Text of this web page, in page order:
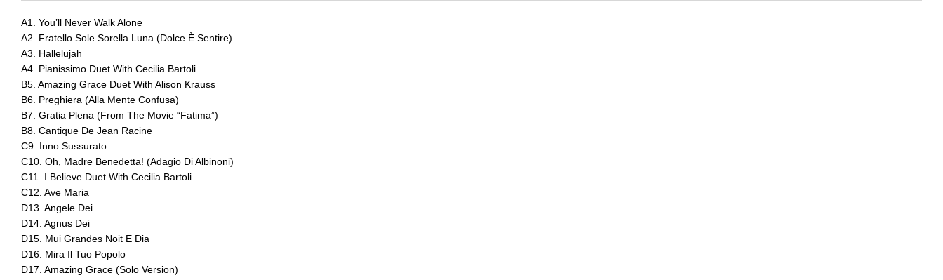
A1. You’ll Never Walk Alone
A2. Fratello Sole Sorella Luna (Dolce È Sentire)
A3. Hallelujah
A4. Pianissimo Duet With Cecilia Bartoli
B5. Amazing Grace Duet With Alison Krauss
B6. Preghiera (Alla Mente Confusa)
B7. Gratia Plena (From The Movie “Fatima”)
B8. Cantique De Jean Racine
C9. Inno Sussurato
C10. Oh, Madre Benedetta! (Adagio Di Albinoni)
C11. I Believe Duet With Cecilia Bartoli
C12. Ave Maria
D13. Angele Dei
D14. Agnus Dei
D15. Mui Grandes Noit E Dia
D16. Mira Il Tuo Popolo
D17. Amazing Grace (Solo Version)